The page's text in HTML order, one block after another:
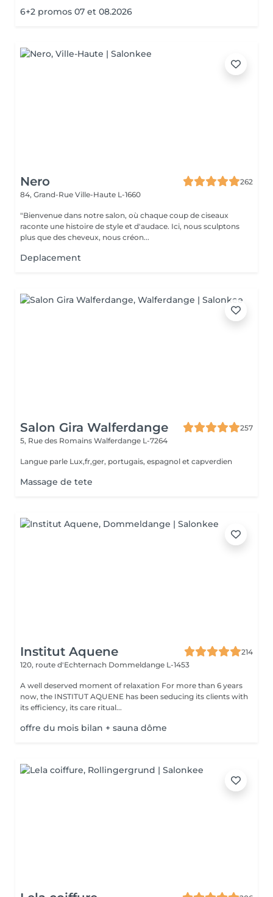
6+2 promos 07 et 08.2026
Nero
262
84, Grand-Rue Ville-Haute L-1660
"Bienvenue dans notre salon, où chaque coup de ciseaux
raconte une histoire de style et d'audace. Ici, nous sculptons
plus que des cheveux, nous créon...
Deplacement
Salon Gira Walferdange
257
5, Rue des Romains Walferdange L-7264
Langue parle Lux,fr,ger, portugais, espagnol et capverdien
Massage de tete
Institut Aquene
214
120, route d'Echternach Dommeldange L-1453
A well deserved moment of relaxation For more than 6 years
now, the INSTITUT AQUENE has been seducing its clients with
its efficiency, its care ritual...
offre du mois bilan + sauna dôme